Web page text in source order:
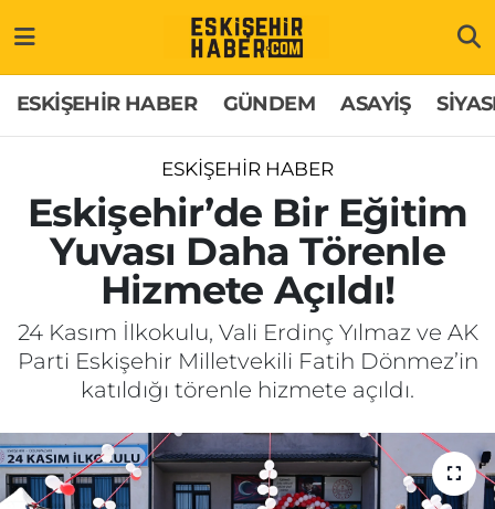
ESKİŞEHİR HABER GÜNDEM ASAYİŞ
ESKİŞEHİR HABER
Eskişehir’de Bir Eğitim
Yuvası Daha Törenle
Hizmete Açıldı!
24 Kasım İlkokulu, Vali Erdinç Yılmaz ve AK
Parti Eskişehir Milletvekili Fatih Dönmez’in
katıldığı törenle hizmete açıldı.
GÜNDEM
ASAYİŞ
SİYASET
EKONOMİ
SAĞLIK
SPOR
Hakkımızda
İletişim
Künye
Odunpazarı Trafik Yoğunluk Haritası
Süper Lig Puan Durumu ve Fikstür
Tüm Manşetler
Son Dakika Haberleri
Haber Arşivi